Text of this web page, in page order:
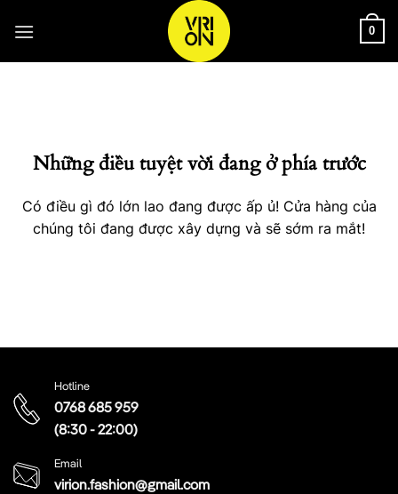
qua
0
Những điều tuyệt vời đang ở phía trước
Có điều gì đó lớn lao đang được ấp ủ! Cửa hàng của
chúng tôi đang được xây dựng và sẽ sớm ra mắt!
Hotline
0768 685 959
(8:30 - 22:00)
Email
virion.fashion@gmail.com